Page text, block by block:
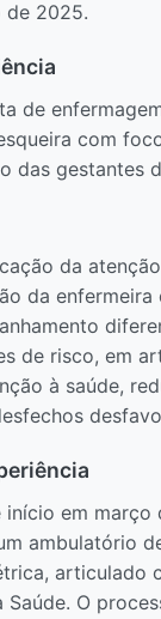
de 2025.
de
com
das gestantes
da
da enfermeira
de risco, em
à saúde,
início em março
ambulatório
articulado
Saúde. O